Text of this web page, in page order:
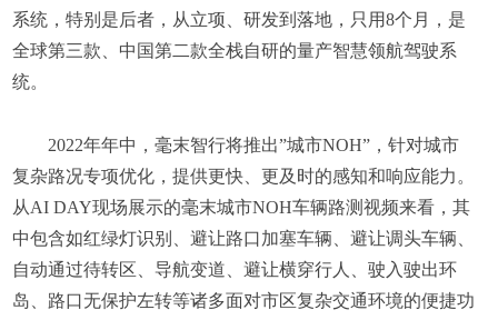
系统，特别是后者，从立项、研发到落地，只用8个月，是
全球第三款、中国第二款全栈自研的量产智慧领航驾驶系
统。
2022年年中，毫末智行将推出”城市NOH”，针对城市
复杂路况专项优化，提供更快、更及时的感知和响应能力。
从AI DAY现场展示的毫末城市NOH车辆路测视频来看，其
中包含如红绿灯识别、避让路口加塞车辆、避让调头车辆、
自动通过待转区、导航变道、避让横穿行人、驶入驶出环
岛、路口无保护左转等诸多面对市区复杂交通环境的便捷功